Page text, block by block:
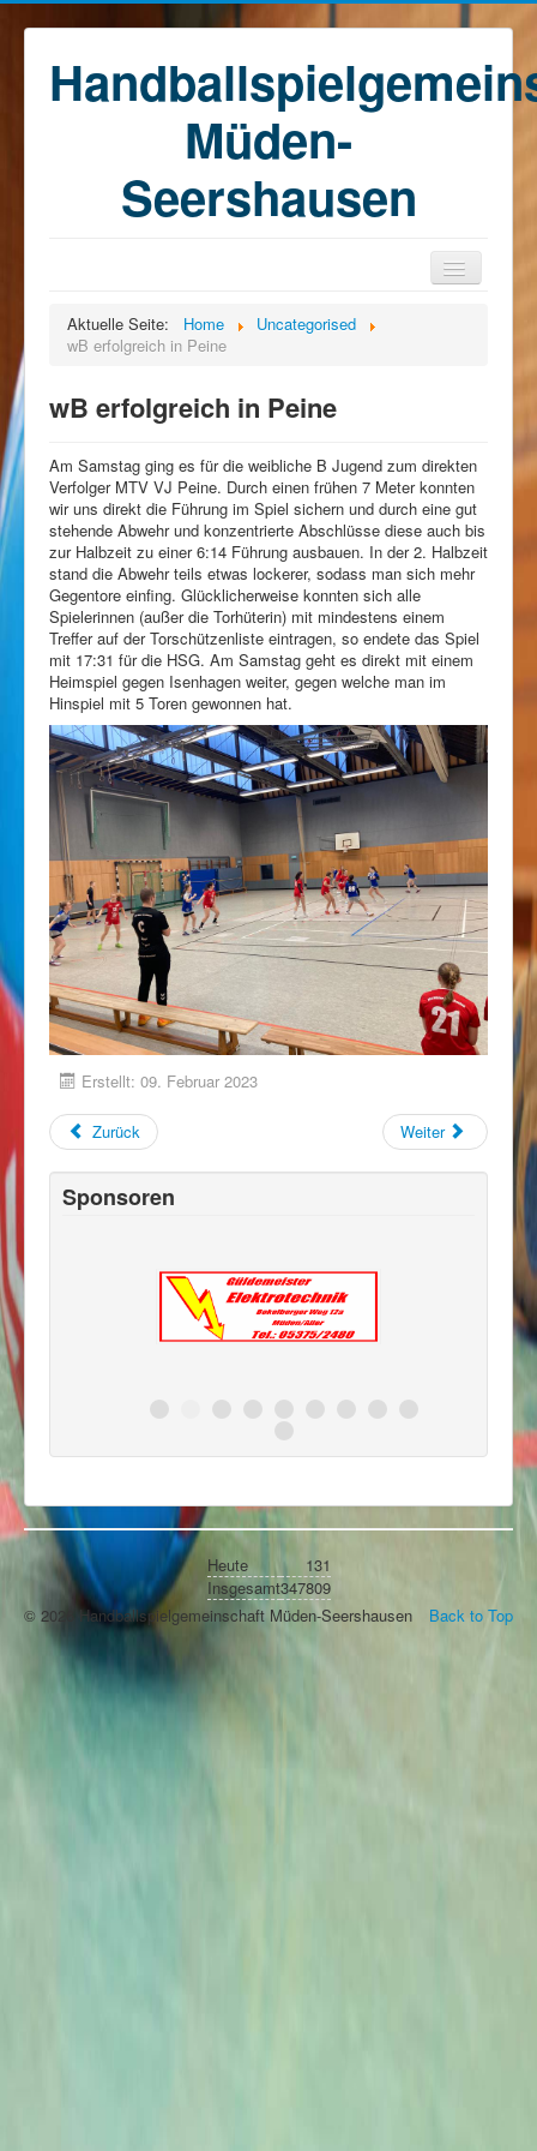
Müden-
Seershausen
Teams
Förderkreis
Sponsoren
Aktuelle Seite: Home
Uncategorised
wB erfolgreich in Peine
wB erfolgreich in Peine
Am Samstag ging es für die weibliche B Jugend zum direkten
Verfolger MTV VJ Peine. Durch einen frühen 7 Meter konnten
wir uns direkt die Führung im Spiel sichern und durch eine gut
stehende Abwehr und konzentrierte Abschlüsse diese auch bis
zur Halbzeit zu einer 6:14 Führung ausbauen. In der 2. Halbzeit
stand die Abwehr teils etwas lockerer, sodass man sich mehr
Gegentore einfing. Glücklicherweise konnten sich alle
Spielerinnen (außer die Torhüterin) mit mindestens einem
Treffer auf der Torschützenliste eintragen, so endete das Spiel
mit 17:31 für die HSG. Am Samstag geht es direkt mit einem
Heimspiel gegen Isenhagen weiter, gegen welche man im
Hinspiel mit 5 Toren gewonnen hat.
Erstellt: 09. Februar 2023
Zurück Weiter
Sponsoren
Heute
131
Insgesamt347809
Back to Top
© 2026 Handballspielgemeinschaft Müden-Seershausen